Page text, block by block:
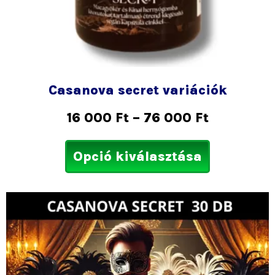
Casanova secret variációk
16 000 Ft – 76 000 Ft
Opció kiválasztása
21
000 Ft
-
36
Ennek
a
több
variációja